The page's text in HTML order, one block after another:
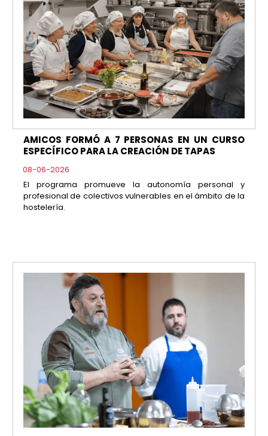
AMICOS FORMÓ A 7 PERSONAS EN UN CURSO
ESPECÍFICO PARA LA CREACIÓN DE TAPAS
08-06-2026
El programa promueve la autonomía personal y
profesional de colectivos vulnerables en el ámbito de la
hostelería.